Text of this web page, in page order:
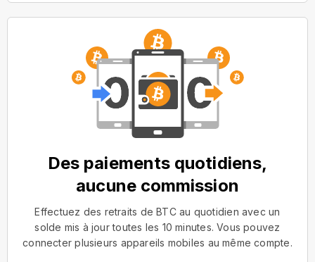
Des paiements quotidiens,
aucune commission
Effectuez des retraits de BTC au quotidien avec un
solde mis à jour toutes les 10 minutes. Vous pouvez
connecter plusieurs appareils mobiles au même compte.